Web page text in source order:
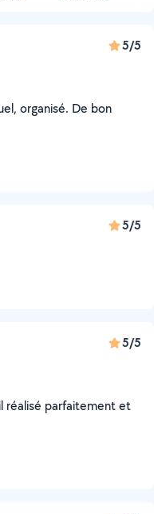
5/5
organisé. De bon
5/5
5/5
réalisé parfaitement et